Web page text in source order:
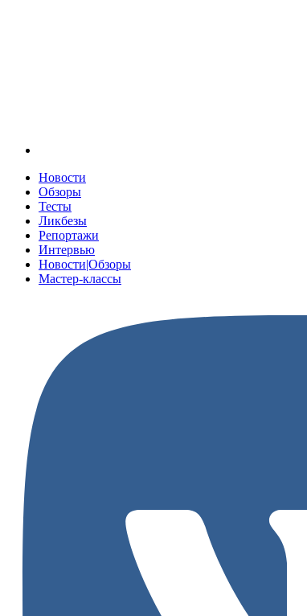
Новости
Обзоры
Тесты
Ликбезы
Репортажи
Интервью
Новости|Обзоры
Мастер-классы